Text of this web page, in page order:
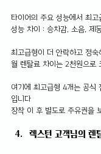
타이어의 주요 성능에서 최
성능 차이 : 승차감, 소음, 제
최고급형이 더 안락하고 정
월 렌탈료 차이는 2천원으로
여기에 최고급형 4개는 공식
입니다
장착 이 후 별도로 주유권을
렉스턴 고객님의 렌